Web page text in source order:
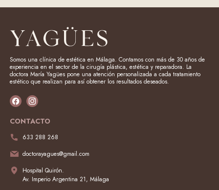
Somos una clínica de estética en Málaga. Contamos con más de 30 años de
experiencia en el sector de la cirugía plástica, estética y reparadora. La
doctora María Yagües pone una atención personalizada a cada tratamiento
estético que realizan para así obtener los resultados deseados.
CONTACTO
633 288 268
doctorayagues@gmail.com
Hospital Quirón.
Av. Imperio Argentina 21, Málaga